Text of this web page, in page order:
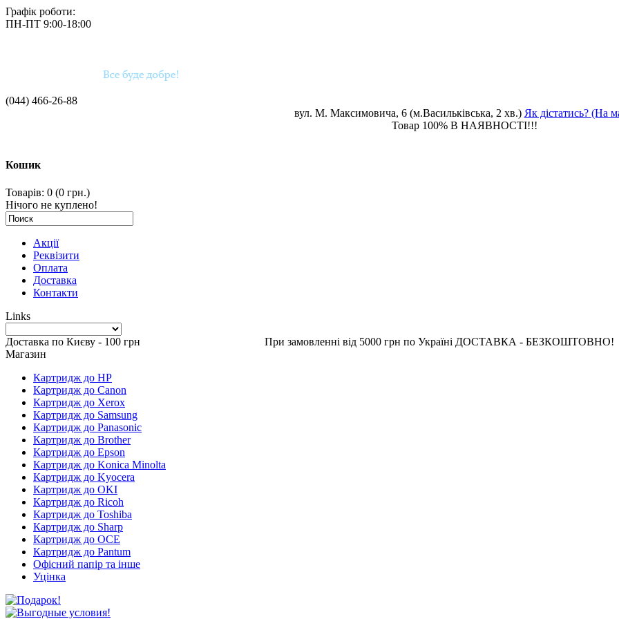
Графік роботи:
ПН-ПТ 9:00-18:00
(044) 466-26-88
вул. М. Максимовича, 6 (м.Васильківська, 2 хв.) Як дістатись? (На
Товар 100% В НАЯВНОСТІ!!!
Кошик
Товарів: 0 (0 грн.)
Нічого не куплено!
Акції
Реквізити
Оплата
Доставка
Контакти
Links
Доставка по Києву - 100 грн При замовленні від 5000 грн по Україні ДОСТАВКА - БЕЗКОШТОВНО!
Магазин
Картридж до HP
Картридж до Canon
Картридж до Xerox
Картридж до Samsung
Картридж до Panasonic
Картридж до Brother
Картридж до Epson
Картридж до Konica Minolta
Картридж до Kyocera
Картридж до OKI
Картридж до Ricoh
Картридж до Toshiba
Картридж до Sharp
Картридж до OCE
Картридж до Pantum
Офісний папір та інше
Уцінка